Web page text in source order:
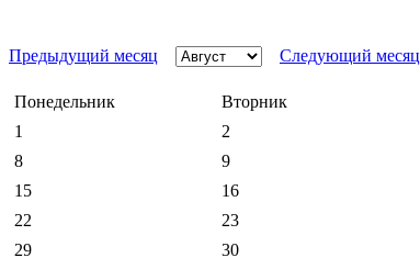
Предыдущий месяц
Следующий месяц
Понедельник Вторник
1
2
8
9
15
16
22
23
29
30